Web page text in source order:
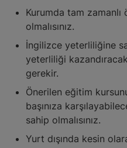
Kurumda tam zamanlı
olmalısınız.
İngilizce yeterliliğine
yeterliliği
gerekir.
Önerilen eğitim
başınıza
sahip olmalısınız.
Yurt dışında kesin